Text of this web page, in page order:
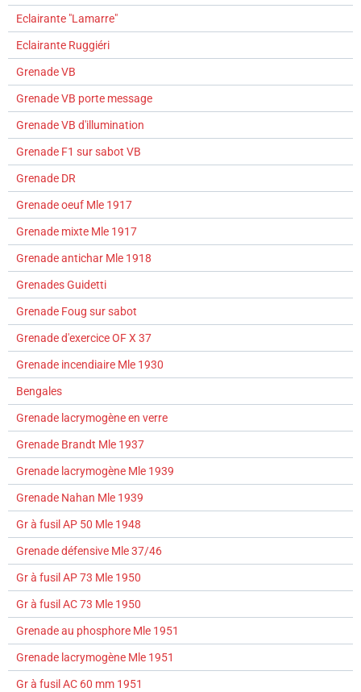
Eclairante "Lamarre"
Eclairante Ruggiéri
Grenade VB
Grenade VB porte message
Grenade VB d'illumination
Grenade F1 sur sabot VB
Grenade DR
Grenade oeuf Mle 1917
Grenade mixte Mle 1917
Grenade antichar Mle 1918
Grenades Guidetti
Grenade Foug sur sabot
Grenade d'exercice OF X 37
Grenade incendiaire Mle 1930
Bengales
Grenade lacrymogène en verre
Grenade Brandt Mle 1937
Grenade lacrymogène Mle 1939
Grenade Nahan Mle 1939
Gr à fusil AP 50 Mle 1948
Grenade défensive Mle 37/46
Gr à fusil AP 73 Mle 1950
Gr à fusil AC 73 Mle 1950
Grenade au phosphore Mle 1951
Grenade lacrymogène Mle 1951
Gr à fusil AC 60 mm 1951